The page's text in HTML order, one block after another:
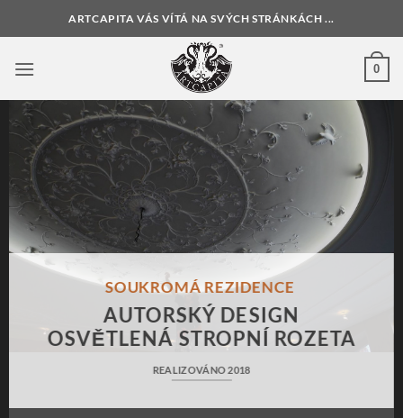
na
ARTCAPITA VÁS VÍTÁ NA SVÝCH STRÁNKÁCH ...
0
SOUKROMÁ REZIDENCE
AUTORSKÝ DESIGN
OSVĚTLENÁ STROPNÍ ROZETA
REALIZOVÁNO 2018